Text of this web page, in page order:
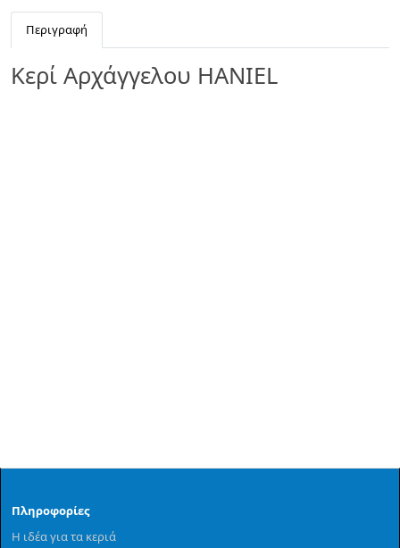
Περιγραφή
Κερί Αρχάγγελου HANIEL
Πληροφορίες
Η ιδέα για τα κεριά